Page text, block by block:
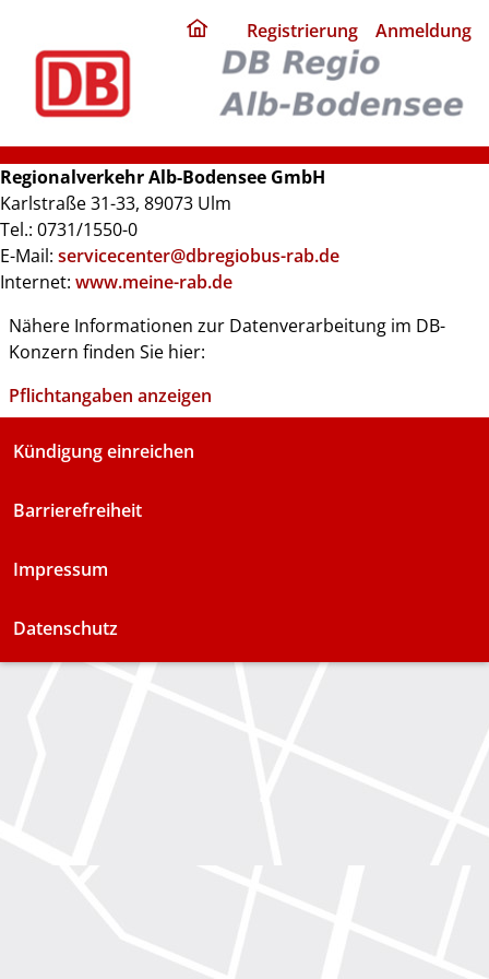
home
page
Registrierung Anmeldung
Regionalverkehr Alb-Bodensee GmbH
Karlstraße 31-33, 89073 Ulm
Tel.: 0731/1550-0
E-Mail: servicecenter@dbregiobus-rab.de
Internet: www.meine-rab.de
Nähere Informationen zur Datenverarbeitung im DB-
Konzern finden Sie hier:
Pflichtangaben anzeigen
Kündigung einreichen
Barrierefreiheit
Impressum
Datenschutz